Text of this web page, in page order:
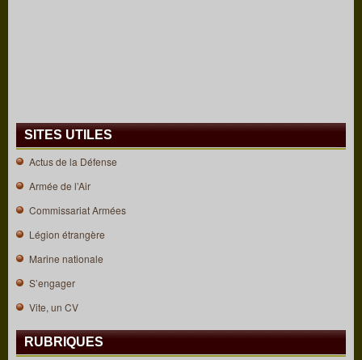
SITES UTILES
Actus de la Défense
Armée de l’Air
Commissariat Armées
Légion étrangère
Marine nationale
S’engager
Vite, un CV
RUBRIQUES